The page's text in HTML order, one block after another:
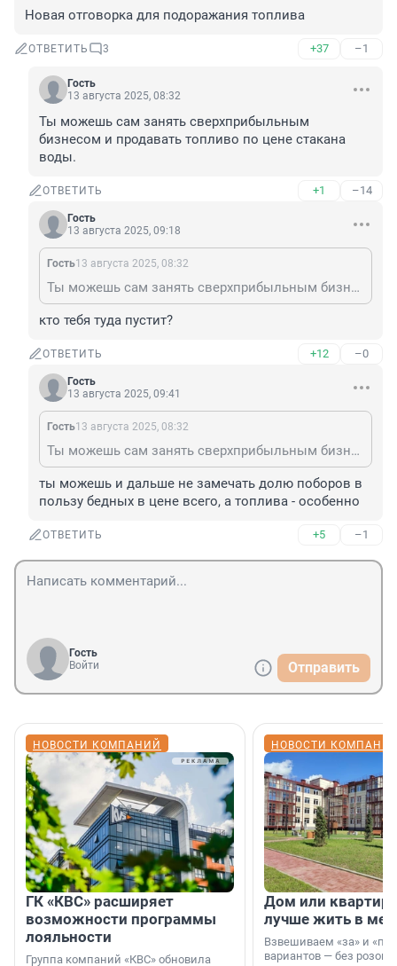
Новая отговорка для подоражания топлива
ОТВЕТИТЬ 3 +37 –1
Гость
13 августа 2025, 08:32
Ты можешь сам занять сверхприбыльным
бизнесом и продавать топливо по цене стакана
воды.
ОТВЕТИТЬ +1 –14
Гость
13 августа 2025, 09:18
Гость13 августа 2025, 08:32
Ты можешь сам занять сверхприбыльным бизнесом и продавать топливо по цене стакана воды.
кто тебя туда пустит?
ОТВЕТИТЬ +12 –0
Гость
13 августа 2025, 09:41
Гость13 августа 2025, 08:32
Ты можешь сам занять сверхприбыльным бизнесом и продавать топливо по цене стакана воды.
ты можешь и дальше не замечать долю поборов в
пользу бедных в цене всего, а топлива - особенно
ОТВЕТИТЬ +5 –1
Гость
Войти
Отправить
НОВОСТИ КОМПАНИЙ
ГК «КВС» расширяет
возможности программы
лояльности
Группа компаний «КВС» обновила
НОВОСТИ
Дом или
лучше жить в
Взвешиваем «за» и
вариантов — без